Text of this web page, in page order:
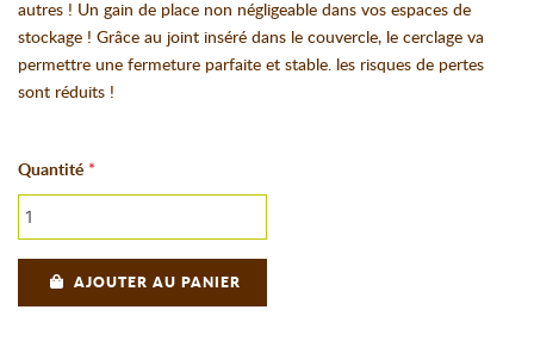
autres ! Un gain de place non négligeable dans vos espaces de
stockage ! Grâce au joint inséré dans le couvercle, le cerclage va
permettre une fermeture parfaite et stable. les risques de pertes
sont réduits !
Quantité
AJOUTER AU PANIER